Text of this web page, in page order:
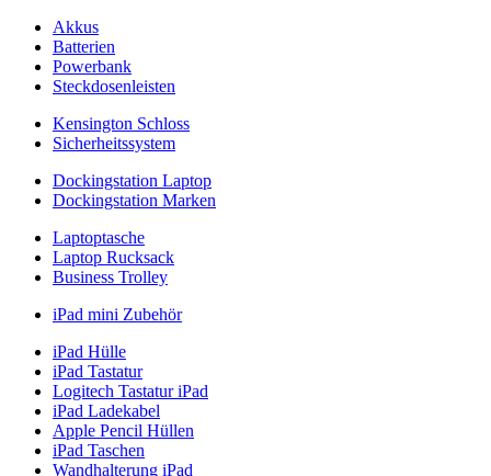
Akkus
Batterien
Powerbank
Steckdosenleisten
Kensington Schloss
Sicherheitssystem
Dockingstation Laptop
Dockingstation Marken
Laptoptasche
Laptop Rucksack
Business Trolley
iPad mini Zubehör
iPad Hülle
iPad Tastatur
Logitech Tastatur iPad
iPad Ladekabel
Apple Pencil Hüllen
iPad Taschen
Wandhalterung iPad